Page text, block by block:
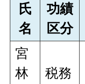
氏
名
功績
区分
宮
林
税務